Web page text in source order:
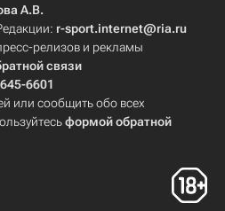
А.В.
r-sport.internet@ria.ru
релизов и рекламы
связи
6601
или сообщить обо всех
формой обратной